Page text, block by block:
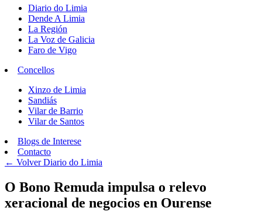
Diario do Limia
Dende A Limia
La Región
La Voz de Galicia
Faro de Vigo
Concellos
Xinzo de Limia
Sandiás
Vilar de Barrio
Vilar de Santos
Blogs de Interese
Contacto
← VolverDiario do Limia
O Bono Remuda impulsa o relevo
xeracional de negocios en Ourense